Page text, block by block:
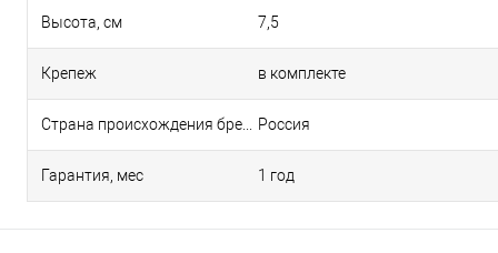
Высота, см 7,5
Крепеж в комплекте
Россия
Гарантия, мес 1 год